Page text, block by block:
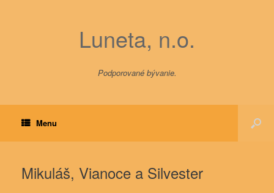
Luneta, n.o.
Podporované bývanie.
Menu
Mikuláš, Vianoce a Silvester